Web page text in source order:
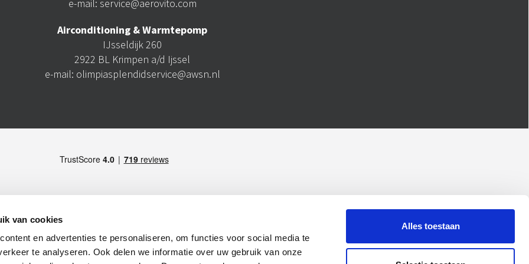
van cookies
en advertenties te personaliseren, om functies voor social media te
te analyseren. Ook delen we informatie over uw gebruik van onze
Alles toestaan
e-mail: service@aerovito.com
Airconditioning & Warmtepomp
IJsseldijk 260
2922 BL Krimpen a/d Ijssel
e-mail: olimpiasplendidservice@awsn.nl
Italy - Maps
Italy - Maps
LID VAN